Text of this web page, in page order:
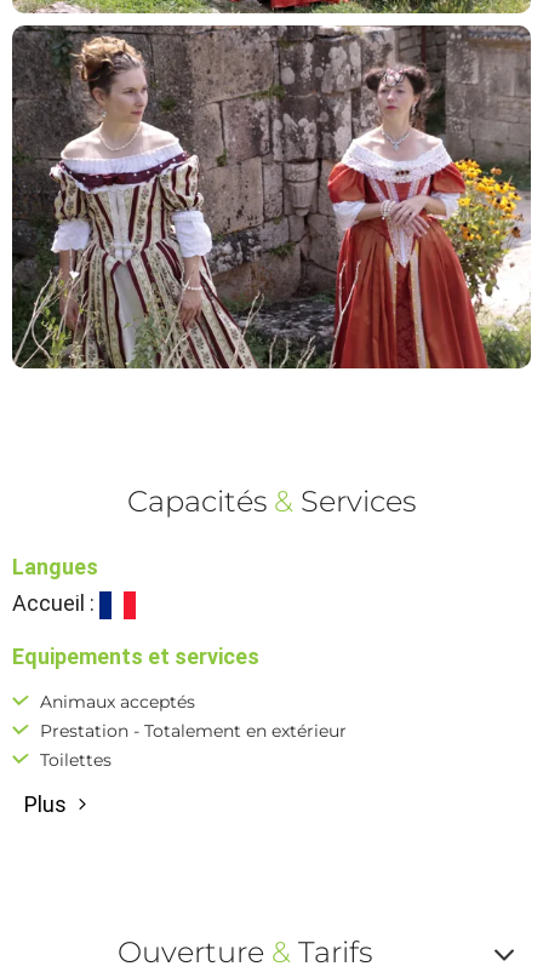
Capacités & Services
Langues
Accueil :
Equipements et services
Animaux acceptés
Prestation - Totalement en extérieur
Toilettes
Plus
Ouverture & Tarifs